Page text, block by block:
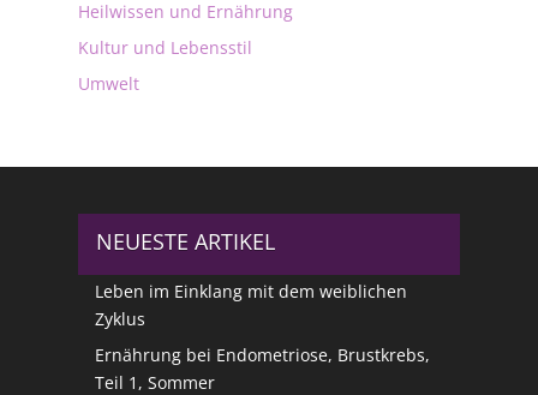
Heilwissen und Ernährung
Kultur und Lebensstil
Umwelt
NEUESTE ARTIKEL
Leben im Einklang mit dem weiblichen
Zyklus
Ernährung bei Endometriose, Brustkrebs,
Teil 1, Sommer